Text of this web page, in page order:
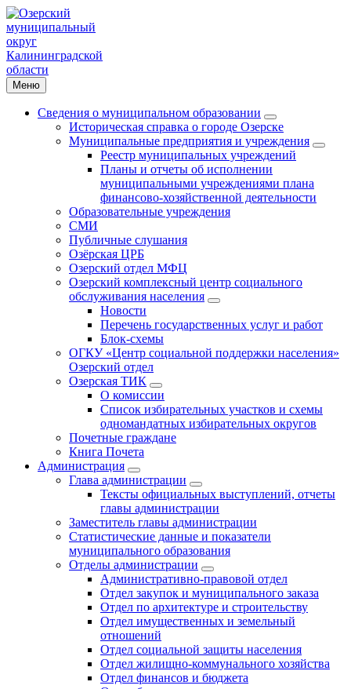
Меню
Сведения о муниципальном образовании
Историческая справка о городе Озерске
Муниципальные предприятия и учреждения
Реестр муниципальных учреждений
Планы и отчеты об исполнении
муниципальными учреждениями плана
финансово-хозяйственной деятельности
Образовательные учреждения
СМИ
Публичные слушания
Озёрская ЦРБ
Озерский отдел МФЦ
Озерский комплексный центр социального
обслуживания населения
Новости
Перечень государственных услуг и работ
Блок-схемы
ОГКУ «Центр социальной поддержки населения»
Озерский отдел
Озерская ТИК
О комиссии
Список избирательных участков и схемы
одномандатных избирательных округов
Почетные граждане
Книга Почета
Администрация
Глава администрации
Тексты официальных выступлений, отчеты
главы администрации
Заместитель главы администрации
Статистические данные и показатели
муниципального образования
Отделы администрации
Административно-правовой отдел
Отдел закупок и муниципального заказа
Отдел по архитектуре и строительству
Отдел имущественных и земельный
отношений
Отдел социальной защиты населения
Отдел жилищно-коммунального хозяйства
Отдел финансов и бюджета